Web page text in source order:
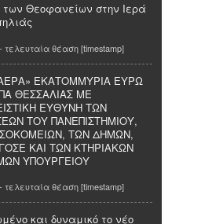
των Θεοφανείων στην Ιερά
- τελευταία θέαση [timestamp]
ΕΚΑΤΟΜΜΥΡΙΑ ΕΥΡΩ
ΘΕΣΣΑΛΙΑΣ ΜΕ
ΕΥΘΥΝΗ ΤΩΝ
ΤΟΥ ΠΑΝΕΠΙΣΤΗΜΙΟΥ,
ΤΩΝ ΔΗΜΩΝ,
ΚΑΙ ΤΩΝ ΚΤΗΡΙΑΚΩΝ
ΥΠΟΥΡΓΕΙΟΥ
- τελευταία θέαση [timestamp]
και δυναμικό το νέο